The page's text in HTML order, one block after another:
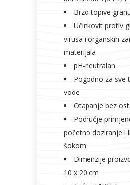
Brzo topive
Učinkovit protiv
virusa i organskih
materijala
pH-neutralan
Pogodno za sve
vode
Otapanje bez
Područje
početno doziranje i
šokom
Dimenzije
10 x 20 cm